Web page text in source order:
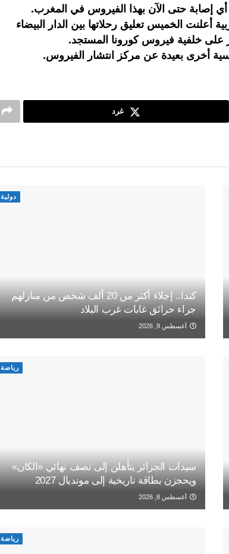
أي إصابة حتى الآن بهذا الفيروس في المغرب.
أعلنت الخميس تعليق رحلاتها بين الدار البيضاء
أخرى بعيدة عن مركز انتشار الفيروس.
غرد
دولية
كندا.. إجلاء أكثر من 20 ألف شخص من منازلهم
جراء حرائق غابات غرب البلاد
أغسطس 9, 2026
رياضة
سيدات الجزائر يتأهلن إلى نصف نهائي «الكان»
ويحجزن بطاقة تاريخية إلى مونديال 2027
أغسطس 8, 2026
رياضة